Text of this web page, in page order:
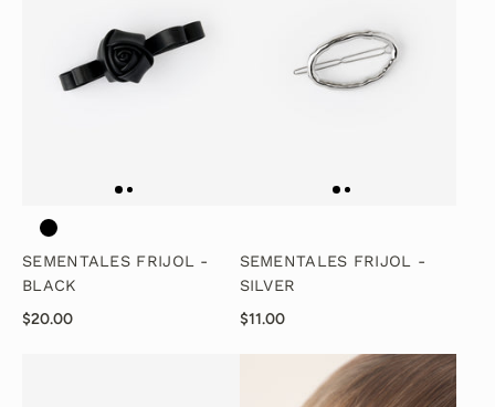
SEMENTALES FRIJOL -
BLACK
$20.00
SEMENTALES FRIJOL -
SILVER
$11.00